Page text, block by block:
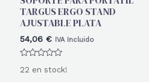
TARGUS ERGO STAND
AJUSTABLE PLATA
54,06 € IVA Incluido
con
22 en stock!